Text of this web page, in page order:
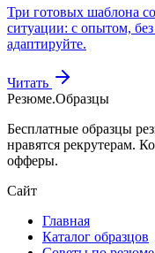
Три готовых шаблона
ситуации: с опытом,
адаптируйте.
Читать
Резюме.Образцы
Бесплатные образцы
нравятся рекрутерам.
офферы.
Сайт
Главная
Каталог образцов